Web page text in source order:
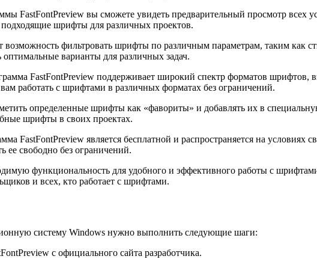
FastFontPreview вы сможете увидеть предварительный просмотр всех
шрифты для различных проектов.
возможность фильтровать шрифты по различным параметрам, таким как
варианты для различных задач.
FastFontPreview поддерживает широкий спектр форматов шрифтов,
работать с шрифтами в различных форматах без ограничений.
определенные шрифты как «фавориты» и добавлять их в
шрифты в своих проектах.
FastFontPreview является бесплатной и распространяется на условиях
ее свободно без ограничений.
функциональность для удобного и эффективного работы с
и всех, кто работает с шрифтами.
систему Windows нужно выполнить следующие шаги:
с официального сайта разработчика.